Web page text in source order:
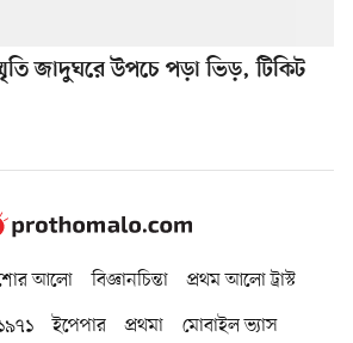
জাদুঘরে উপচে পড়া ভিড়, টিকিট
আলো বিজ্ঞানচিন্তা
প্রথম আলো ট্রাস্ট
ইপেপার প্রথমা মোবাইল ভ্যাস